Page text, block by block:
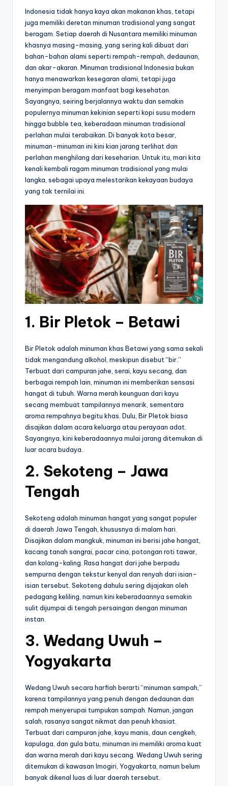
Indonesia tidak hanya kaya akan makanan khas, tetapi
juga memiliki deretan minuman tradisional yang sangat
beragam. Setiap daerah di Nusantara memiliki minuman
khasnya masing-masing, yang sering kali dibuat dari
bahan-bahan alami seperti rempah-rempah, dedaunan,
dan akar-akaran. Minuman tradisional Indonesia bukan
hanya menawarkan kesegaran alami, tetapi juga
menyimpan beragam manfaat bagi kesehatan.
Sayangnya, seiring berjalannya waktu dan semakin
populernya minuman kekinian seperti kopi susu modern
hingga bubble tea, keberadaan minuman tradisional
perlahan mulai terabaikan. Di banyak kota besar,
minuman-minuman ini kini kian jarang terlihat dan
perlahan menghilang dari keseharian. Untuk itu, mari kita
kenali kembali ragam minuman tradisional yang mulai
langka, sebagai upaya melestarikan kekayaan budaya
yang tak ternilai ini.
1. Bir Pletok – Betawi
Bir Pletok adalah minuman khas Betawi yang sama sekali
tidak mengandung alkohol, meskipun disebut “bir.”
Terbuat dari campuran jahe, serai, kayu secang, dan
berbagai rempah lain, minuman ini memberikan sensasi
hangat di tubuh. Warna merah keunguan dari kayu
secang membuat tampilannya menarik, sementara
aroma rempahnya begitu khas. Dulu, Bir Pletok biasa
disajikan dalam acara keluarga atau perayaan adat.
Sayangnya, kini keberadaannya mulai jarang ditemukan di
luar acara budaya.
2. Sekoteng – Jawa
Tengah
Sekoteng adalah minuman hangat yang sangat populer
di daerah Jawa Tengah, khususnya di malam hari.
Disajikan dalam mangkuk, minuman ini berisi jahe hangat,
kacang tanah sangrai, pacar cina, potongan roti tawar,
dan kolang-kaling. Rasa hangat dari jahe berpadu
sempurna dengan tekstur kenyal dan renyah dari isian-
isian tersebut. Sekoteng dahulu sering dijajakan oleh
pedagang keliling, namun kini keberadaannya semakin
sulit dijumpai di tengah persaingan dengan minuman
instan.
3. Wedang Uwuh –
Yogyakarta
Wedang Uwuh secara harfiah berarti “minuman sampah,”
karena tampilannya yang penuh dengan dedaunan dan
rempah menyerupai tumpukan sampah. Namun, jangan
salah, rasanya sangat nikmat dan penuh khasiat.
Terbuat dari campuran jahe, kayu manis, daun cengkeh,
kapulaga, dan gula batu, minuman ini memiliki aroma kuat
dan warna merah dari kayu secang. Wedang Uwuh sering
ditemukan di kawasan Imogiri, Yogyakarta, namun belum
banyak dikenal luas di luar daerah tersebut.